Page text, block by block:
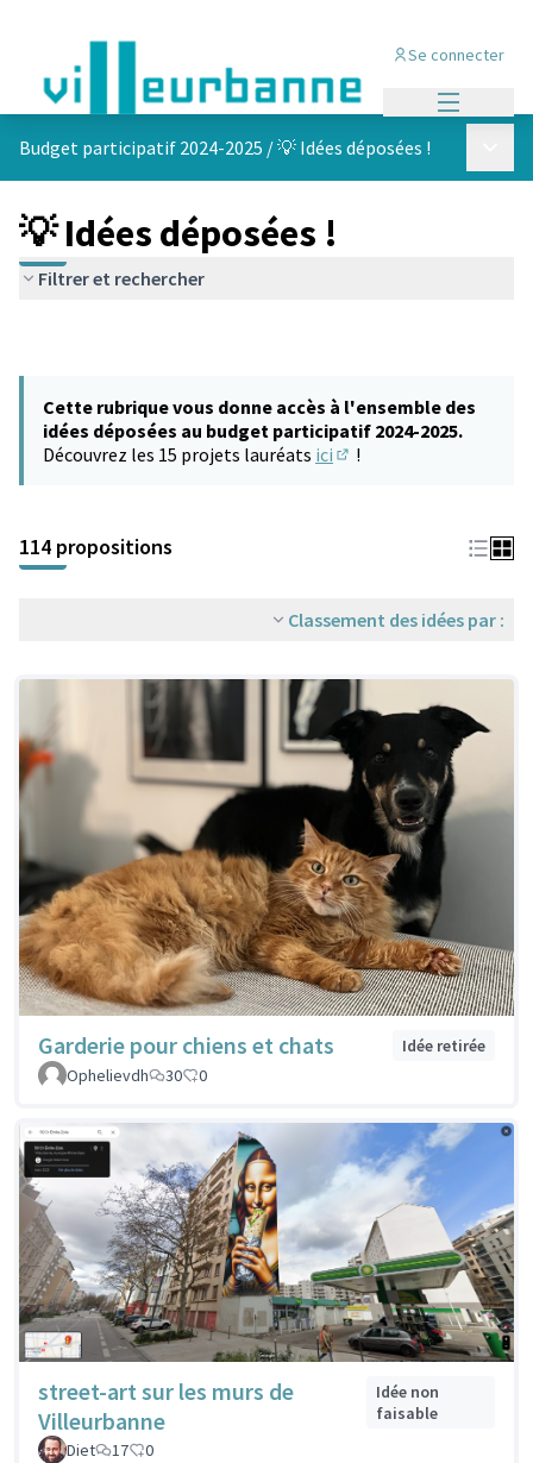
Se connecter
Budget participatif 2024-2025 /💡 Idées déposées !
💡 Idées déposées !
Filtrer et rechercher
Cette rubrique vous donne accès à l'ensemble des
idées déposées au budget participatif 2024-2025.
Découvrez les 15 projets lauréats ici !
114 propositions
Classement des idées par :
Garderie pour chiens et chats
Idée retirée
Ophelievdh
30 0
street-art sur les murs de
Villeurbanne
Idée non
faisable
Diet
17 0